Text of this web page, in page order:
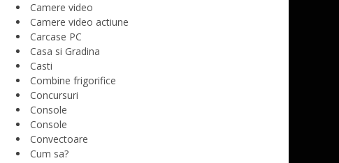
Camere video
Camere video actiune
Carcase PC
Casa si Gradina
Casti
Combine frigorifice
Concursuri
Console
Console
Convectoare
Cum sa?